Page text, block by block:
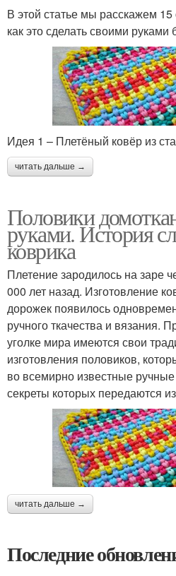
В этой статье мы расскажем
как это сделать своими руками
Идея 1 – Плетёный ковёр из
читать дальше →
Половики
руками. История
коврика
Плетение зародилось на заре
000 лет назад. Изготовление
дорожек появилось
ручного ткачества и вязания.
уголке мира имеются свои
изготовления половиков,
во всемирно известные
секреты которых передаются
читать дальше →
Последние